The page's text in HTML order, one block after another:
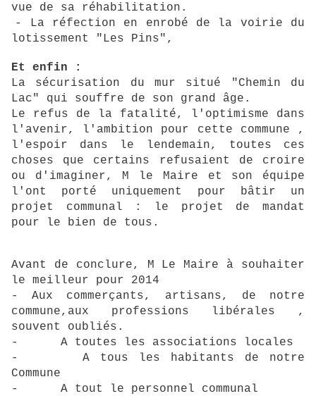
vue de sa réhabilitation.
- La réfection en enrobé de la voirie du
lotissement "Les Pins",
Et enfin :
La sécurisation du mur situé "Chemin du
Lac" qui souffre de son grand âge.
Le refus de la fatalité, l'optimisme dans
l'avenir, l'ambition pour cette commune ,
l'espoir dans le lendemain, toutes ces
choses que certains refusaient de croire
ou d'imaginer, M le Maire et son équipe
l'ont porté uniquement pour bâtir un
projet communal : le projet de mandat
pour le bien de tous.
Avant de conclure, M Le Maire à souhaiter
le meilleur pour 2014
- Aux commerçants, artisans, de notre
commune,aux professions libérales ,
souvent oubliés.
- A toutes les associations locales
- A tous les habitants de notre
Commune
- A tout le personnel communal